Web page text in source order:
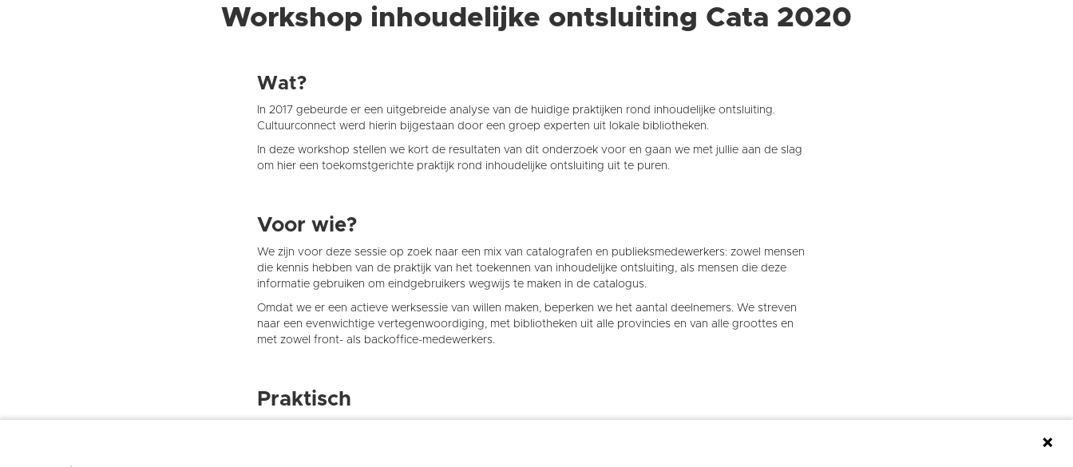
Workshop inhoudelijke ontsluiting Cata 2020
Wat?
In 2017 gebeurde er een uitgebreide analyse van de huidige praktijken rond inhoudelijke ontsluiting.
Cultuurconnect werd hierin bijgestaan door een groep experten uit lokale bibliotheken.
In deze workshop stellen we kort de resultaten van dit onderzoek voor en gaan we met jullie aan de slag
om hier een toekomstgerichte praktijk rond inhoudelijke ontsluiting uit te puren.
Voor wie?
We zijn voor deze sessie op zoek naar een mix van catalografen en publieksmedewerkers: zowel mensen
die kennis hebben van de praktijk van het toekennen van inhoudelijke ontsluiting, als mensen die deze
informatie gebruiken om eindgebruikers wegwijs te maken in de catalogus.
Omdat we er een actieve werksessie van willen maken, beperken we het aantal deelnemers. We streven
naar een evenwichtige vertegenwoordiging, met bibliotheken uit alle provincies en van alle groottes en
met zowel front- als backoffice-medewerkers.
Praktisch